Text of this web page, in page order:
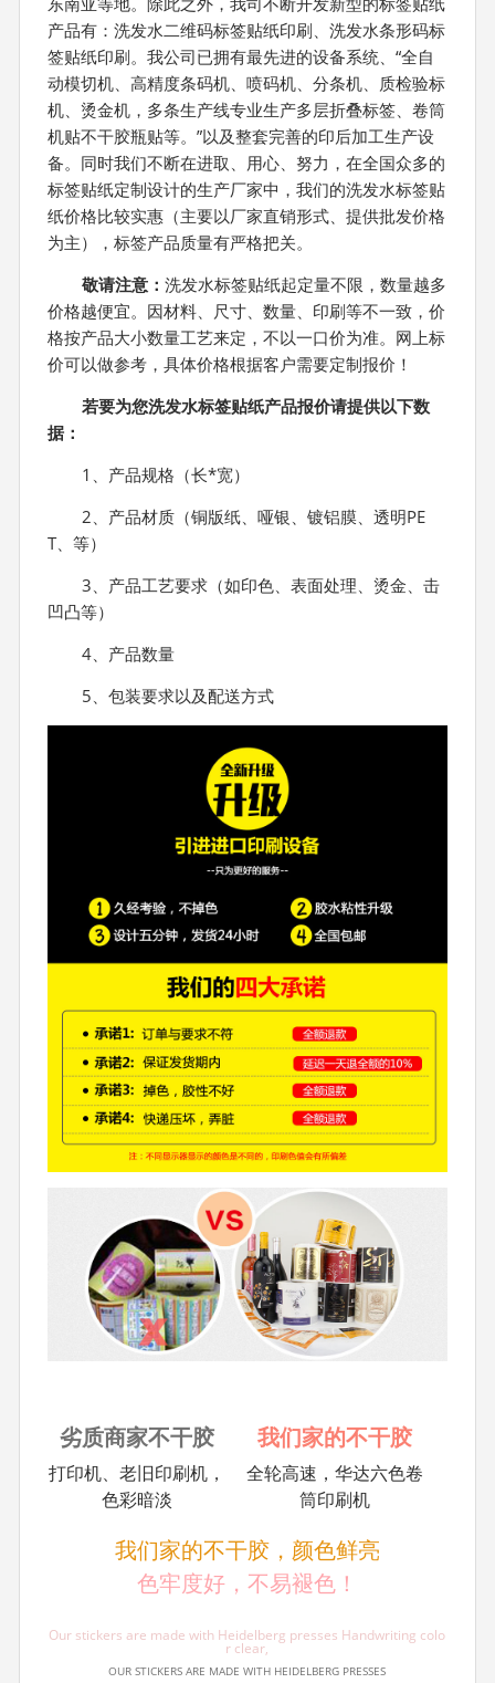
产品有：洗发水二维码标签贴纸印刷、洗发水条形码标
签贴纸印刷。我公司已拥有最先进的设备系统、“全自
动模切机、高精度条码机、喷码机、分条机、质检验标
机、烫金机，多条生产线专业生产多层折叠标签、卷筒
机贴不干胶瓶贴等。”以及整套完善的印后加工生产设
备。同时我们不断在进取、用心、努力，在全国众多的
标签贴纸定制设计的生产厂家中，我们的洗发水标签贴
纸价格比较实惠（主要以厂家直销形式、提供批发价格
为主），标签产品质量有严格把关。
敬请注意：洗发水标签贴纸起定量不限，数量越多
价格越便宜。因材料、尺寸、数量、印刷等不一致，价
格按产品大小数量工艺来定，不以一口价为准。网上标
价可以做参考，具体价格根据客户需要定制报价！
若要为您洗发水标签贴纸产品报价请提供以下数
据：
1、产品规格（长*宽）
2、产品材质（铜版纸、哑银、镀铝膜、透明PE
T、等）
3、产品工艺要求（如印色、表面处理、烫金、击
凹凸等）
4、产品数量
5、包装要求以及配送方式
劣质商家不干胶
打印机、老旧印刷机，
色彩暗淡
我们家的不干胶
全轮高速，华达六色卷
筒印刷机
我们家的不干胶，颜色鲜亮
色牢度好，不易褪色！
Our stickers are made with Heidelberg presses Handwriting colo
r clear,
OUR STICKERS ARE MADE WITH HEIDELBERG PRESSES